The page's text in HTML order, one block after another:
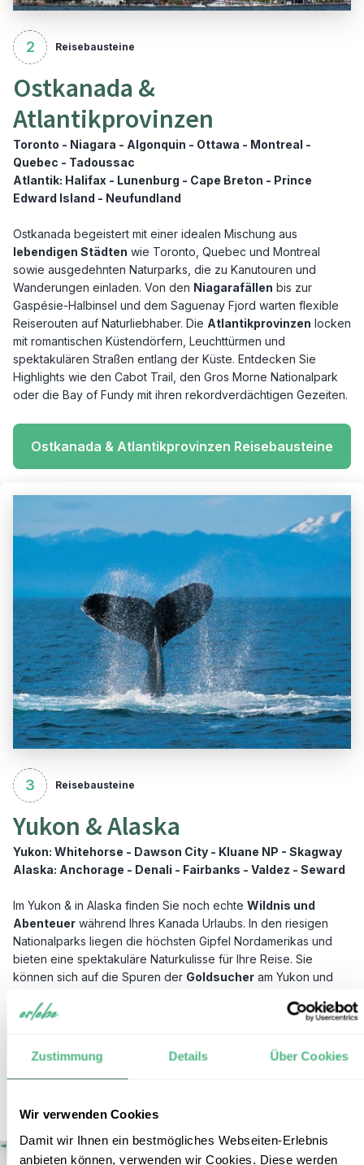
Zustimmung Details Über Cookies
Wir verwenden Cookies
Damit wir Ihnen ein bestmögliches Webseiten-Erlebnis
anbieten können, verwenden wir Cookies. Diese werden
2 Reisebausteine
Ostkanada &
Atlantikprovinzen
Toronto - Niagara - Algonquin - Ottawa - Montreal -
Quebec - Tadoussac
Atlantik: Halifax - Lunenburg - Cape Breton - Prince
Edward Island - Neufundland
Ostkanada begeistert mit einer idealen Mischung aus
lebendigen Städten wie Toronto, Quebec und Montreal
sowie ausgedehnten Naturparks, die zu Kanutouren und
Wanderungen einladen. Von den Niagarafällen bis zur
Gaspésie-Halbinsel und dem Saguenay Fjord warten flexible
Reiserouten auf Naturliebhaber. Die Atlantikprovinzen locken
mit romantischen Küstendörfern, Leuchttürmen und
spektakulären Straßen entlang der Küste. Entdecken Sie
Highlights wie den Cabot Trail, den Gros Morne Nationalpark
oder die Bay of Fundy mit ihren rekordverdächtigen Gezeiten.
Ostkanada & Atlantikprovinzen Reisebausteine
3 Reisebausteine
Yukon & Alaska
Yukon: Whitehorse - Dawson City - Kluane NP - Skagway
Alaska: Anchorage - Denali - Fairbanks - Valdez - Seward
Im Yukon & in Alaska finden Sie noch echte Wildnis und
Abenteuer während Ihres Kanada Urlaubs. In den riesigen
Nationalparks liegen die höchsten Gipfel Nordamerikas und
bieten eine spektakuläre Naturkulisse für Ihre Reise. Sie
können sich auf die Spuren der Goldsucher am Yukon und
Südosten Alaskas und die mächtigen Gletscher des Kluane
Ausschau halten. Stellen Sie sich Ihre Wunschreise zusammen.